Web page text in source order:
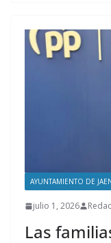
AYUNTAMIENTO DE
julio 1, 2026
Las